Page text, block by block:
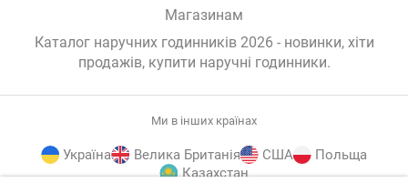
Магазинам
Каталог наручних годинників 2026 - новинки, хіти
продажів, купити наручні годинники.
Ми в інших країнах
Україна Велика Британія США
Польща
Казахстан